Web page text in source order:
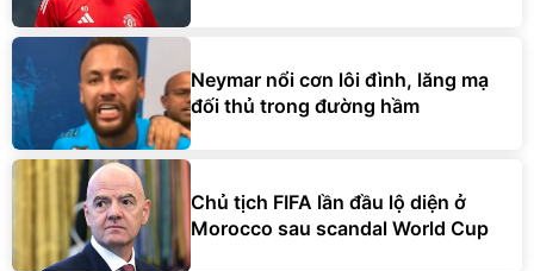
Neymar nổi cơn lôi đình, lăng mạ
đối thủ trong đường hầm
Chủ tịch FIFA lần đầu lộ diện ở
Morocco sau scandal World Cup